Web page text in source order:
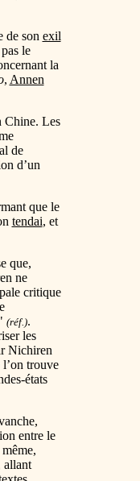
de son exil
le
la
, Annen
Chine. Les
de
d’un
que le
tendai, et
que,
ne
critique
(réf.).
les
Nichiren
trouve
états
entre le
allant